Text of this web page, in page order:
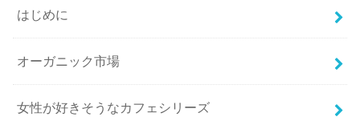
はじめに
オーガニック市場
女性が好きそうなカフェシリーズ